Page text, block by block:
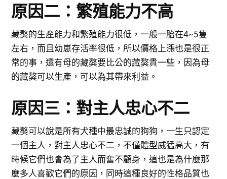
原因二：繁殖能力不高
藏獒的生產能力和繁殖能力很低，一般一胎在4~5隻
左右，而且幼崽存活率很低，所以價格上漲也是很正
常的事，還有母的藏獒要比公的藏獒貴一些，因為母
的藏獒可以生產，可以為其帶來利益。
原因三：對主人忠心不二
藏獒可以說是所有犬種中最忠誠的狗狗，一生只認定
一個主人，對主人忠心不二，不僅體型威猛高大，有
時候它們也會為了主人而奮不顧身，這也是為什麼那
麼多人喜歡它們的原因，同時這種良好的性格品質也